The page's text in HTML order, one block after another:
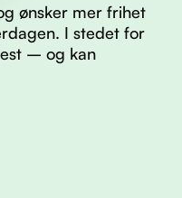
ønsker mer frihet
I stedet for
– og kan